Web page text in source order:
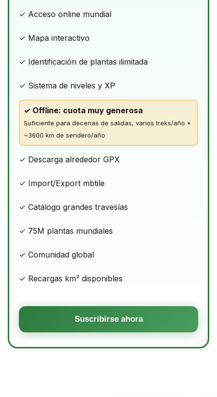
✓ Acceso online mundial
✓ Mapa interactivo
✓ Identificación de plantas ilimitada
✓ Sistema de niveles y XP
✓ Offline: cuota muy generosa
Suficiente para decenas de salidas, varios treks/año •
~3600 km de sendero/año
✓ Descarga alrededor GPX
✓ Import/Export mbtile
✓ Catálogo grandes travesías
✓ 75M plantas mundiales
✓ Comunidad global
✓ Recargas km² disponibles
Suscribirse ahora